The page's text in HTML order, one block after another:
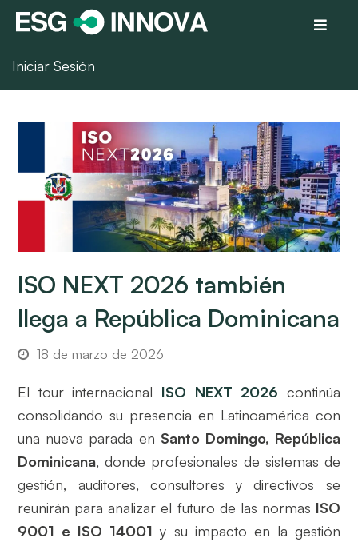
Iniciar Sesión
ISO NEXT 2026 también
llega a República Dominicana
18 de marzo de 2026
El tour internacional ISO NEXT 2026 continúa
consolidando su presencia en Latinoamérica con
una nueva parada en Santo Domingo, República
Dominicana, donde profesionales de sistemas de
gestión, auditores, consultores y directivos se
reunirán para analizar el futuro de las normas ISO
9001 e ISO 14001 y su impacto en la gestión